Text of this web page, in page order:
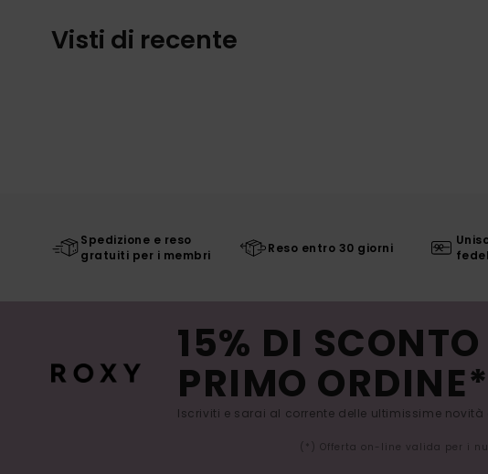
Visti di recente
Spedizione e reso
gratuiti per i membri
Reso entro 30 giorni
15% DI SCONTO
PRIMO ORDINE*
Iscriviti e sarai al corrente delle ultimissime novità
(*) Offerta on-line valida per i